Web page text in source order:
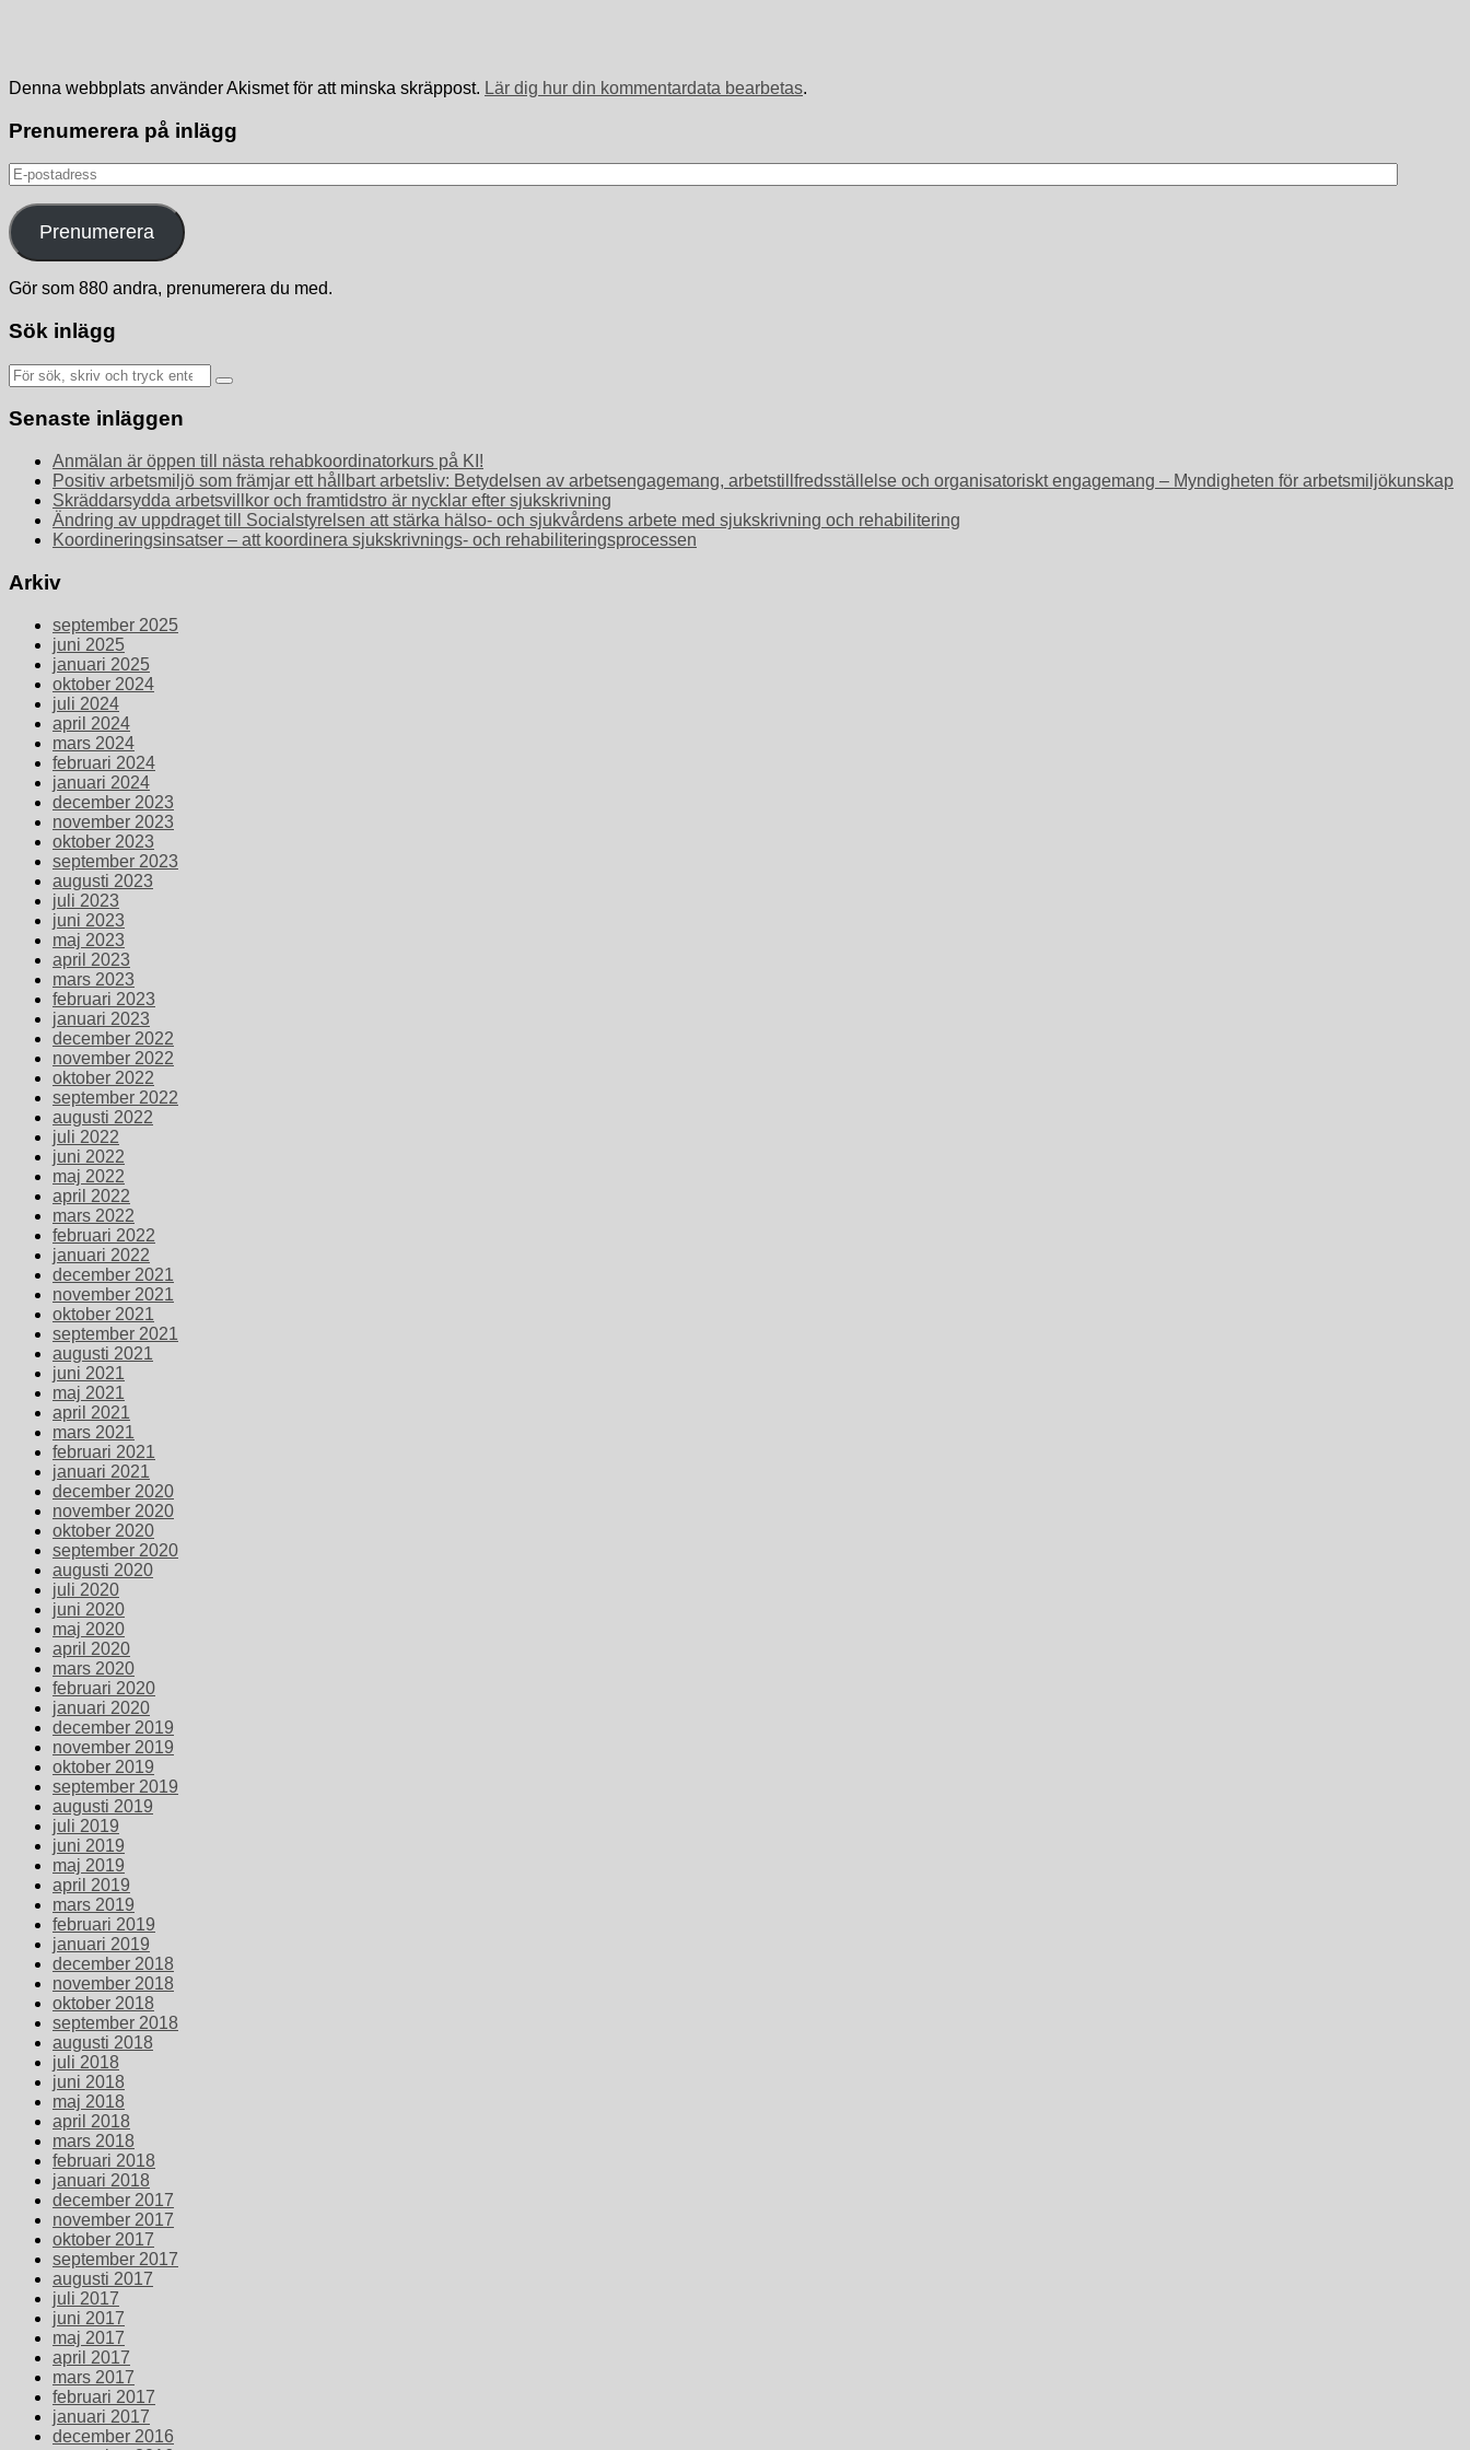
Denna webbplats använder Akismet för att minska skräppost. Lär dig hur din kommentardata bearbetas.
Prenumerera på inlägg
E-
postadress
Prenumerera
Gör som 880 andra, prenumerera du med.
Sök inlägg
Sök
efter:
Senaste inläggen
Anmälan är öppen till nästa rehabkoordinatorkurs på KI!
Positiv arbetsmiljö som främjar ett hållbart arbetsliv: Betydelsen av arbetsengagemang, arbetstillfredsställelse och organisatoriskt engagemang – Myndigheten för arbetsmiljökunskap
Skräddarsydda arbetsvillkor och framtidstro är nycklar efter sjukskrivning
Ändring av uppdraget till Socialstyrelsen att stärka hälso- och sjukvårdens arbete med sjukskrivning och rehabilitering
Koordineringsinsatser – att koordinera sjukskrivnings- och rehabiliteringsprocessen
Arkiv
september 2025
juni 2025
januari 2025
oktober 2024
juli 2024
april 2024
mars 2024
februari 2024
januari 2024
december 2023
november 2023
oktober 2023
september 2023
augusti 2023
juli 2023
juni 2023
maj 2023
april 2023
mars 2023
februari 2023
januari 2023
december 2022
november 2022
oktober 2022
september 2022
augusti 2022
juli 2022
juni 2022
maj 2022
april 2022
mars 2022
februari 2022
januari 2022
december 2021
november 2021
oktober 2021
september 2021
augusti 2021
juni 2021
maj 2021
april 2021
mars 2021
februari 2021
januari 2021
december 2020
november 2020
oktober 2020
september 2020
augusti 2020
juli 2020
juni 2020
maj 2020
april 2020
mars 2020
februari 2020
januari 2020
december 2019
november 2019
oktober 2019
september 2019
augusti 2019
juli 2019
juni 2019
maj 2019
april 2019
mars 2019
februari 2019
januari 2019
december 2018
november 2018
oktober 2018
september 2018
augusti 2018
juli 2018
juni 2018
maj 2018
april 2018
mars 2018
februari 2018
januari 2018
december 2017
november 2017
oktober 2017
september 2017
augusti 2017
juli 2017
juni 2017
maj 2017
april 2017
mars 2017
februari 2017
januari 2017
december 2016